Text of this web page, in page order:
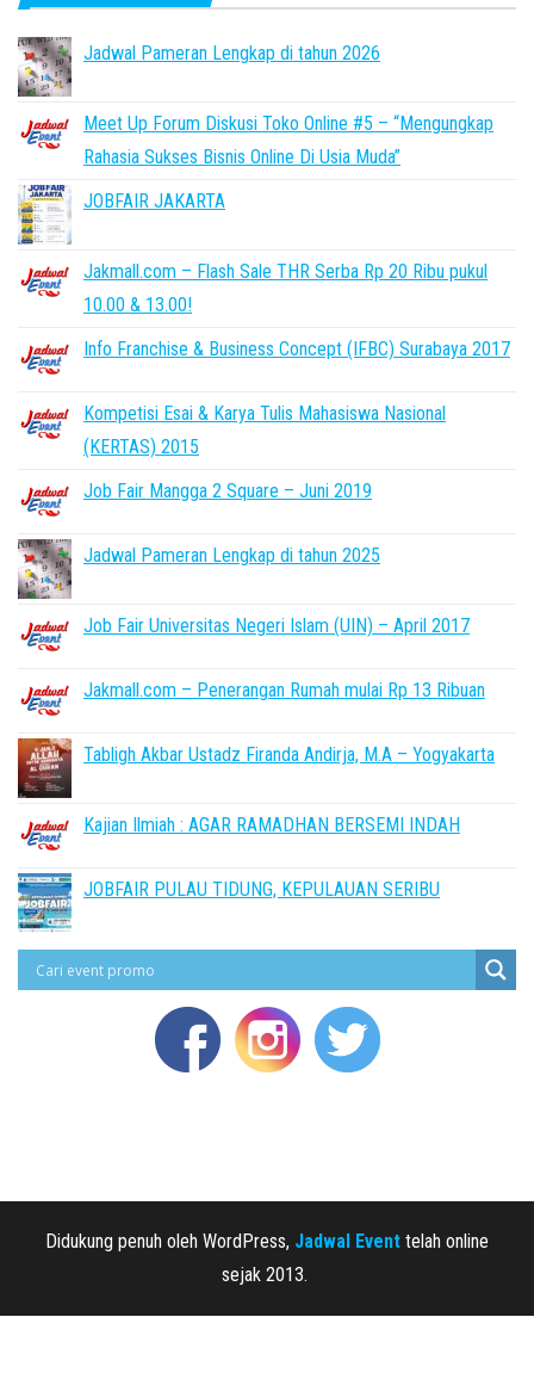
Jadwal Pameran Lengkap di tahun 2026
Meet Up Forum Diskusi Toko Online #5 – “Mengungkap
Rahasia Sukses Bisnis Online Di Usia Muda”
JOBFAIR JAKARTA
Jakmall.com – Flash Sale THR Serba Rp 20 Ribu pukul
10.00 & 13.00!
Info Franchise & Business Concept (IFBC) Surabaya 2017
Kompetisi Esai & Karya Tulis Mahasiswa Nasional
(KERTAS) 2015
Job Fair Mangga 2 Square – Juni 2019
Jadwal Pameran Lengkap di tahun 2025
Job Fair Universitas Negeri Islam (UIN) – April 2017
Jakmall.com – Penerangan Rumah mulai Rp 13 Ribuan
Tabligh Akbar Ustadz Firanda Andirja, M.A – Yogyakarta
Kajian Ilmiah : AGAR RAMADHAN BERSEMI INDAH
JOBFAIR PULAU TIDUNG, KEPULAUAN SERIBU
Didukung penuh oleh WordPress, Jadwal Event telah online
sejak 2013.